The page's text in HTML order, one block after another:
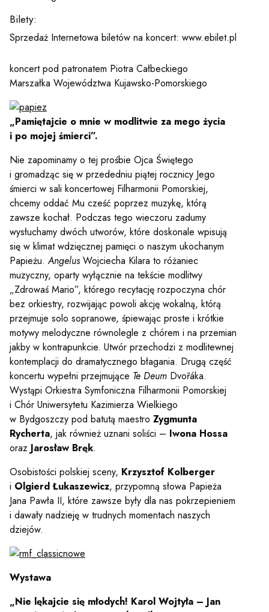
Bilety:
Sprzedaż Internetowa biletów na koncert: www.ebilet.pl
koncert pod patronatem Piotra Całbeckiego
Marszałka Województwa Kujawsko-Pomorskiego
„Pamiętajcie o mnie w modlitwie za mego życia
i po mojej śmierci”.
Nie zapominamy o tej prośbie Ojca Świętego
i gromadząc się w przededniu piątej rocznicy Jego
śmierci w sali koncertowej Filharmonii Pomorskiej,
chcemy oddać Mu cześć poprzez muzykę, którą
zawsze kochał. Podczas tego wieczoru zadumy
wysłuchamy dwóch utworów, które doskonale wpisują
się w klimat wdzięcznej pamięci o naszym ukochanym
Papieżu.AngelusWojciecha Kilara to różaniec
muzyczny, oparty wyłącznie na tekście modlitwy
„Zdrowaś Mario”, którego recytację rozpoczyna chór
bez orkiestry, rozwijając powoli akcję wokalną, którą
przejmuje solo sopranowe, śpiewając proste i krótkie
motywy melodyczne równolegle z chórem i na przemian
jakby w kontrapunkcie. Utwór przechodzi z modlitewnej
kontemplacji do dramatycznego błagania. Drugą część
koncertu wypełni przejmujące Te Deum Dvořáka.
Wystąpi Orkiestra Symfoniczna Filharmonii Pomorskiej
i Chór Uniwersytetu Kazimierza Wielkiego
w Bydgoszczy pod batutą maestro Zygmunta
Rycherta, jak również uznani soliści – Iwona Hossa
oraz Jarosław Bręk.
Osobistości polskiej sceny, Krzysztof Kolberger
i Olgierd Łukaszewicz, przypomną słowa Papieża
Jana Pawła II, które zawsze były dla nas pokrzepieniem
i dawały nadzieję w trudnych momentach naszych
dziejów.
Wystawa
„Nie lękajcie się młodych! Karol Wojtyła – Jan